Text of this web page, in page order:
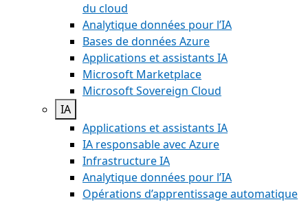
du cloud
Analytique données pour l’IA
Bases de données Azure
Applications et assistants IA
Microsoft Marketplace
Microsoft Sovereign Cloud
IA
Applications et assistants IA
IA responsable avec Azure
Infrastructure IA
Analytique données pour l’IA
Opérations d’apprentissage automatique